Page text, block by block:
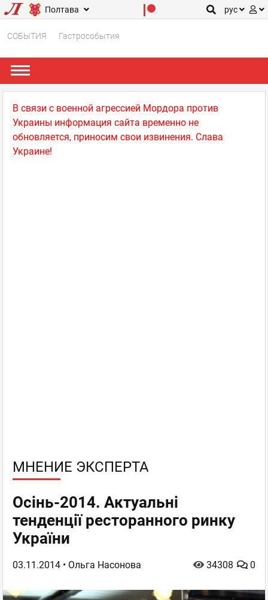
Полтава рус
СОБЫТИЯ Гастрособытия
В связи с военной агрессией Мордора против
Украины информация сайта временно не
обновляется, приносим свои извинения. Слава
Украине!
МНЕНИЕ ЭКСПЕРТА
Осінь-2014. Актуальні
тенденції ресторанного ринку
України
03.11.2014 • Ольга Насонова 0
34308